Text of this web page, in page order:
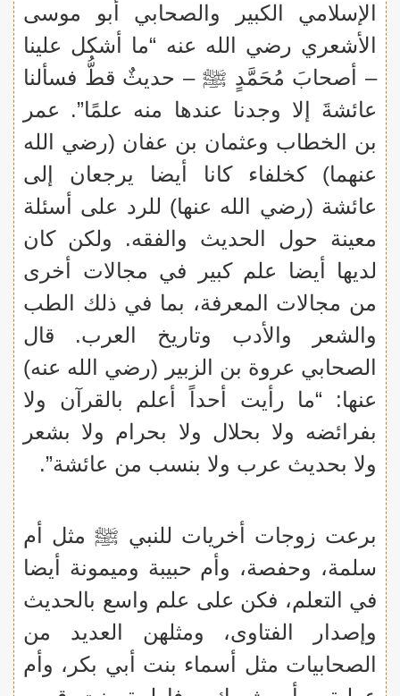
الإسلامي الكبير والصحابي أبو موسى
الأشعري رضي الله عنه “ما أشكل علينا
– أصحابَ مُحَمَّدٍ ﷺ – حديثٌ قطُّ فسألنا
عائشةَ إلا وجدنا عندها منه علمًا”. عمر
بن الخطاب وعثمان بن عفان (رضي الله
عنهما) كخلفاء كانا أيضا يرجعان إلى
عائشة (رضي الله عنها) للرد على أسئلة
معينة حول الحديث والفقه. ولكن كان
لديها أيضا علم كبير في مجالات أخرى
من مجالات المعرفة، بما في ذلك الطب
والشعر والأدب وتاريخ العرب. قال
الصحابي عروة بن الزبير (رضي الله عنه)
عنها: “ما رأيت أحداً أعلم بالقرآن ولا
بفرائضه ولا بحلال ولا بحرام ولا بشعر
ولا بحديث عرب ولا بنسب من عائشة”.
برعت زوجات أخريات للنبي ﷺ مثل أم
سلمة، وحفصة، وأم حبيبة وميمونة أيضا
في التعلم، فكن على علم واسع بالحديث
وإصدار الفتاوى، ومثلهن العديد من
الصحابيات مثل أسماء بنت أبي بكر، وأم